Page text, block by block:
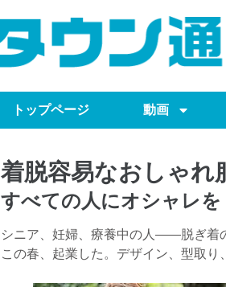
トップページ 動画
着脱容易なおしゃ
すべての人にオシャレ
シニア、妊婦、療養中の人――脱ぎ着
この春、起業した。デザイン、型取り